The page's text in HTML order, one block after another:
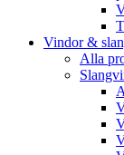
Vindor &
Alla